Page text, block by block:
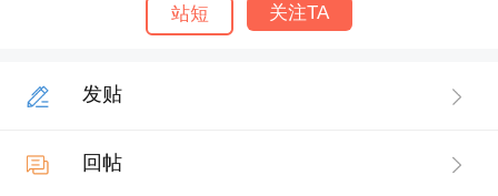
站短 关注TA
发贴
回帖